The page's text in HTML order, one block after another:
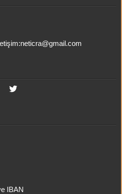
neticra@gmail.com
IBAN